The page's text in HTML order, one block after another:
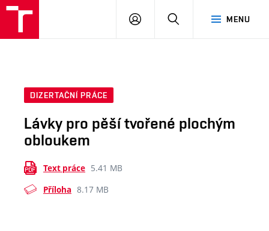
MENU
PŘIHLÁSIT
DIZERTAČNÍ PRÁCE
Lávky pro pěší tvořené plochým
obloukem
Text práce 5.41 MB
Příloha 8.17 MB